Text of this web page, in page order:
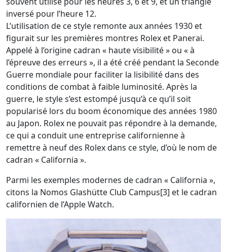
inversé pour l’heure 12.
L’utilisation de ce style remonte aux années 1930 et
figurait sur les premières montres Rolex et Panerai.
Appelé à l’origine cadran « haute visibilité » ou « à
l’épreuve des erreurs », il a été créé pendant la Seconde
Guerre mondiale pour faciliter la lisibilité dans des
conditions de combat à faible luminosité. Après la
guerre, le style s’est estompé jusqu’à ce qu’il soit
popularisé lors du boom économique des années 1980
au Japon. Rolex ne pouvait pas répondre à la demande,
ce qui a conduit une entreprise californienne à
remettre à neuf des Rolex dans ce style, d’où le nom de
cadran « California ».
Parmi les exemples modernes de cadran « California »,
citons la Nomos Glashütte Club Campus[3] et le cadran
californien de l’Apple Watch.